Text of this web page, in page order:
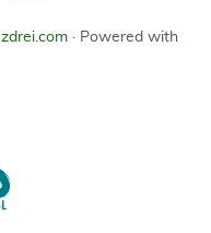
zdrei.com · Powered with